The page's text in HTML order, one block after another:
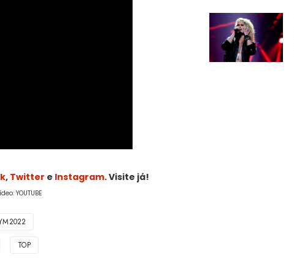
, Twitter e Instagram. Visite já!
YOUTUBE
TOP